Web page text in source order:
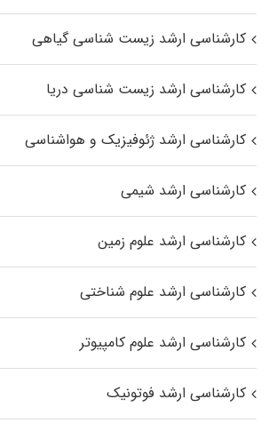
کارشناسی ارشد زیست‌ شناسی گیاهی
کارشناسی ارشد زیست‌ شناسی دریا
کارشناسی ارشد ژئوفیزیک و هواشناسی
کارشناسی ارشد شیمی
کارشناسی ارشد علوم زمین
کارشناسی ارشد علوم شناختی
کارشناسی ارشد علوم کامپیوتر
کارشناسی ارشد فوتونیک